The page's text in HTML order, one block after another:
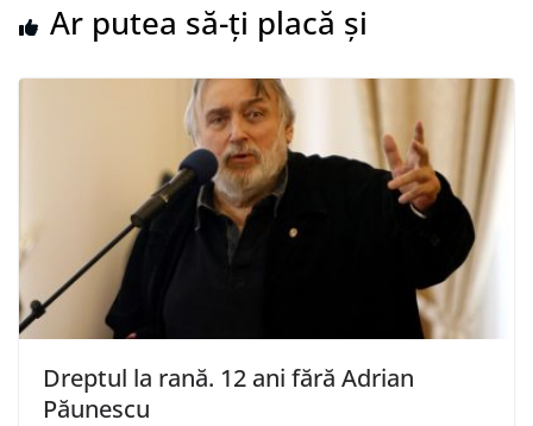
Ar putea să-ți placă și
Dreptul la rană. 12 ani fără Adrian
Păunescu